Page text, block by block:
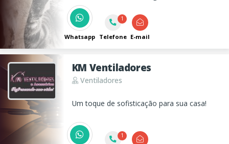
Whatsapp
1
Telefone E-mail
KM Ventiladores
Ventiladores
Um toque de sofisticação para sua casa!
1